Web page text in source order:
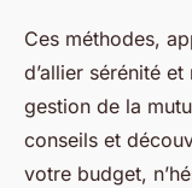
Ces méthodes,
d’allier sérénité
gestion de la
conseils et
votre budget,